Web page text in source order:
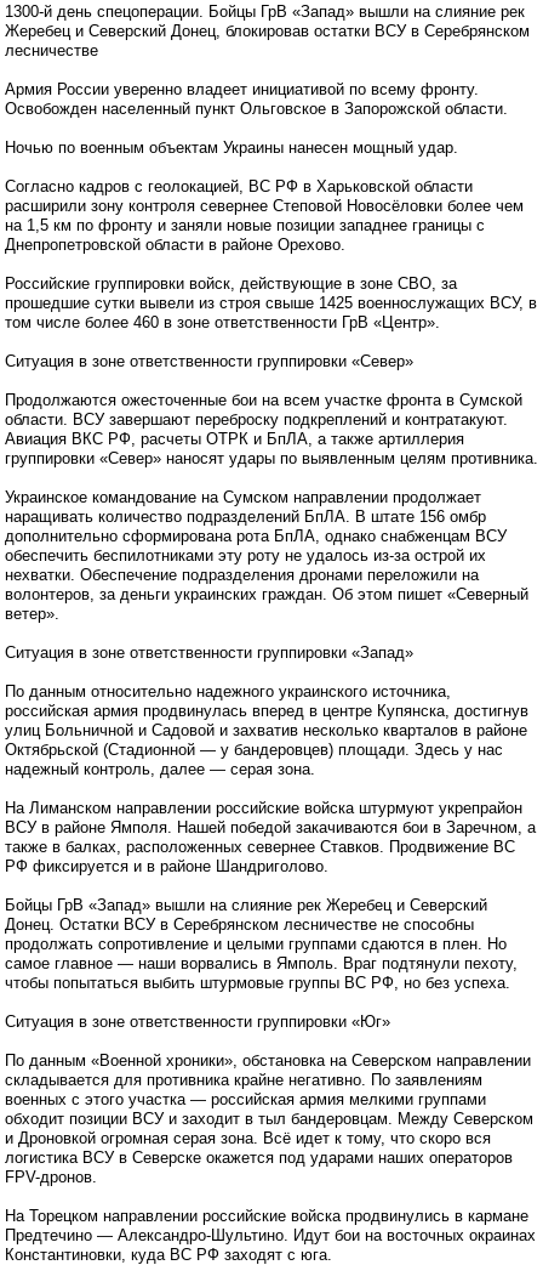
1300-й день спецоперации. Бойцы ГрВ «Запад» вышли на слияние рек
Жеребец и Северский Донец, блокировав остатки ВСУ в Серебрянском
лесничестве
Армия России уверенно владеет инициативой по всему фронту.
Освобожден населенный пункт Ольговское в Запорожской области.
Ночью по военным объектам Украины нанесен мощный удар.
Согласно кадров с геолокацией, ВС РФ в Харьковской области
расширили зону контроля севернее Степовой Новосёловки более чем
на 1,5 км по фронту и заняли новые позиции западнее границы с
Днепропетровской области в районе Орехово.
Российские группировки войск, действующие в зоне СВО, за
прошедшие сутки вывели из строя свыше 1425 военнослужащих ВСУ, в
том числе более 460 в зоне ответственности ГрВ «Центр».
Ситуация в зоне ответственности группировки «Север»
Продолжаются ожесточенные бои на всем участке фронта в Сумской
области. ВСУ завершают переброску подкреплений и контратакуют.
Авиация ВКС РФ, расчеты ОТРК и БпЛА, а также артиллерия
группировки «Север» наносят удары по выявленным целям противника.
Украинское командование на Сумском направлении продолжает
наращивать количество подразделений БпЛА. В штате 156 омбр
дополнительно сформирована рота БпЛА, однако снабженцам ВСУ
обеспечить беспилотниками эту роту не удалось из-за острой их
нехватки. Обеспечение подразделения дронами переложили на
волонтеров, за деньги украинских граждан. Об этом пишет «Северный
ветер».
Ситуация в зоне ответственности группировки «Запад»
По данным относительно надежного украинского источника,
российская армия продвинулась вперед в центре Купянска, достигнув
улиц Больничной и Садовой и захватив несколько кварталов в районе
Октябрьской (Стадионной — у бандеровцев) площади. Здесь у нас
надежный контроль, далее — серая зона.
На Лиманском направлении российские войска штурмуют укрепрайон
ВСУ в районе Ямполя. Нашей победой закачиваются бои в Заречном, а
также в балках, расположенных севернее Ставков. Продвижение ВС
РФ фиксируется и в районе Шандриголово.
Бойцы ГрВ «Запад» вышли на слияние рек Жеребец и Северский
Донец. Остатки ВСУ в Серебрянском лесничестве не способны
продолжать сопротивление и целыми группами сдаются в плен. Но
самое главное — наши ворвались в Ямполь. Враг подтянули пехоту,
чтобы попытаться выбить штурмовые группы ВС РФ, но без успеха.
Ситуация в зоне ответственности группировки «Юг»
По данным «Военной хроники», обстановка на Северском направлении
складывается для противника крайне негативно. По заявлениям
военных с этого участка — российская армия мелкими группами
обходит позиции ВСУ и заходит в тыл бандеровцам. Между Северском
и Дроновкой огромная серая зона. Всё идет к тому, что скоро вся
логистика ВСУ в Северске окажется под ударами наших операторов
FPV-дронов.
На Торецком направлении российские войска продвинулись в кармане
Предтечино — Александро-Шультино. Идут бои на восточных окраинах
Константиновки, куда ВС РФ заходят с юга.